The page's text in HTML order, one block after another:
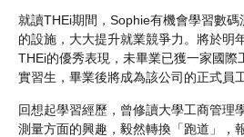
就讀THEi期間，Sophie有機會學習數碼
的設施，大大提升就業競爭力。將於明
THEi的優秀表現，未畢業已獲一家國際
實習生，畢業後將成為該公司的正式員工
回想起學習經歷，曾修讀大學工商管理
測量方面的興趣，毅然轉換「跑道」，